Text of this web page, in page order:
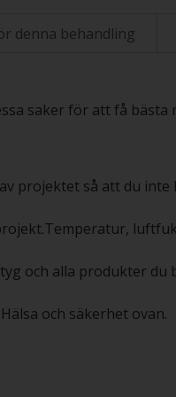
denna behandling
saker för att få bästa
projektet så att du inte
och alla produkter du
och säkerhet ovan.